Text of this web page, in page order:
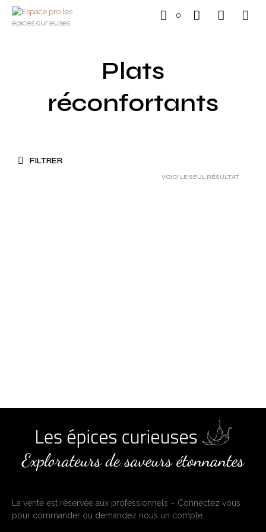
0
Plats
réconfortants
FILTRER
VOICI LE SEUL RÉSULTAT
La vente est réservée aux professionnels – Connectez vous
pour commander ou demandez nous un compte.